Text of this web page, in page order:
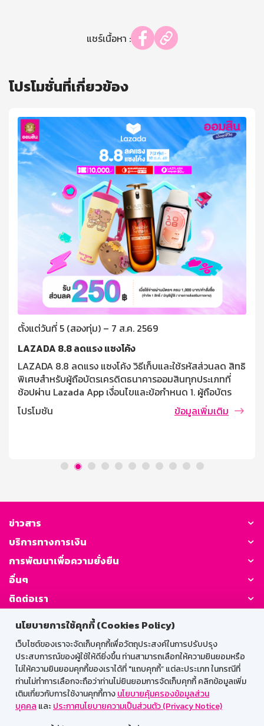
นโยบายการใช้คุกกี้ (Cookies Policy)
เว็บไซต์ของเราจะจัดเก็บคุกกี้เพื่อวัตถุประสงค์ในการปรับปรุง
ประสบการณ์ของผู้ใช้ให้ดียิ่งขึ้น ท่านสามารถเลือกให้ความยินยอมหรือ
ไม่ให้ความยินยอมคุกกี้ของเราได้ที่ "แถบคุกกี้” แต่ละประเภท ในกรณีที่
ท่านไม่ทำการเลือกจะถือว่าท่านไม่ยินยอมการจัดเก็บคุกกี้ คลิกข้อมูลเพิ่ม
เติมเกี่ยวกับการใช้งานคุกกี้ทางนโยบายคุ้มครองข้อมูลส่วน
บุคคล และประกาศนโยบายความเป็นส่วนตัว (Privacy Notice)
แชร์เนื้อหา :
โปรโมชั่นที่เกี่ยวข้อง
ตั้งแต่วันที่ 5 (สองทุ่ม) – 7 ส.ค. 2569
LAZADA 8.8 ลดแรง แซงโค้ง
LAZADA 8.8 ลดแรง แซงโค้ง วิธีเก็บและใช้รหัสส่วนลด สิทธิ
พิเศษสำหรับผู้ถือบัตรเครดิตธนาคารออมสินทุกประเภทที่
ช้อปผ่าน Lazada App เงื่อนไขและข้อกำหนด 1. ผู้ถือบัตร
เครดิตธนาคารออมสิน ที่ช้อปผ่าน Lazada App รับส่วนลด
250 บาท ต่อคำสั่งซื้อ เมื่อช้อปซื้อสินค้าที่ร่วมรายการครบ
เงินเท่านั้น 4. ลูกค้าสามารถสะสมยอดการใช้ต่างร้านค้าได้
ถูกปล่อยตั้งแต่วันที่ 5 (10.00 น.) – 7 (19.59 น.) สิงหาคม
2569 และสามารถใช้ได้ตั้งแต่วันที่ 7 [...]
โปรโมชัน ข้อมูลเพิ่มเติม
ข่าวสาร
บริการทางการเงิน
การพัฒนาเพื่อความยั่งยืน
อื่นๆ
ติดต่อเรา
GSB Society:
สำหรับพนักงาน
Web HR
GSB Wisdom
M-Search
เข้าสู่ระบบเน็ตเมล